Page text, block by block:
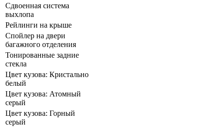
Сдвоенная система
выхлопа
Рейлинги на крыше
Спойлер на двери
багажного отделения
Тонированные задние
стекла
Цвет кузова: Кристально
белый
Цвет кузова: Атомный
серый
Цвет кузова: Горный
серый